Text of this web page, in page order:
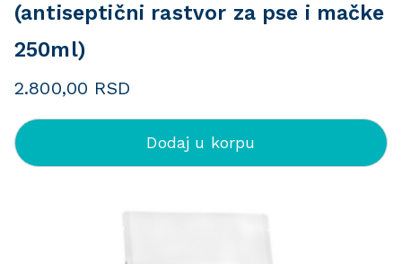
(antiseptični rastvor za pse i mačke
250ml)
2.800,00 RSD
Dodaj u korpu